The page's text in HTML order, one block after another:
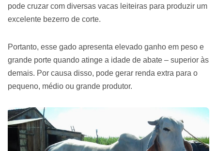
pode cruzar com diversas vacas leiteiras para produzir um
excelente bezerro de corte.
Portanto, esse gado apresenta elevado ganho em peso e
grande porte quando atinge a idade de abate – superior às
demais. Por causa disso, pode gerar renda extra para o
pequeno, médio ou grande produtor.